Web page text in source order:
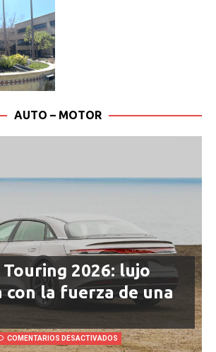
Touring 2026: lujo
la fuerza de una
COMENTARIOS DESACTIVADOS